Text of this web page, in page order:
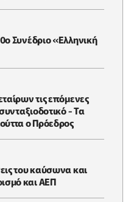
Συνέδριο «Ελληνική
τις επόμενες
- Τα
ο Πρόεδρος
του καύσωνα και
και ΑΕΠ